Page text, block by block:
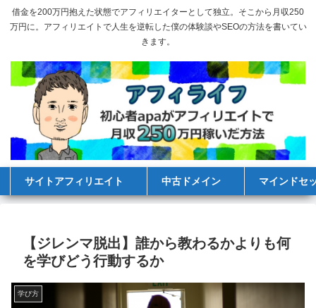
借金を200万円抱えた状態でアフィリエイターとして独立。そこから月収250
万円に。アフィリエイトで人生を逆転した僕の体験談やSEOの方法を書いてい
きます。
サイトアフィリエイト 中古ドメイン マインドセ
【ジレンマ脱出】誰から教わるかよりも何
を学びどう行動するか
学び方